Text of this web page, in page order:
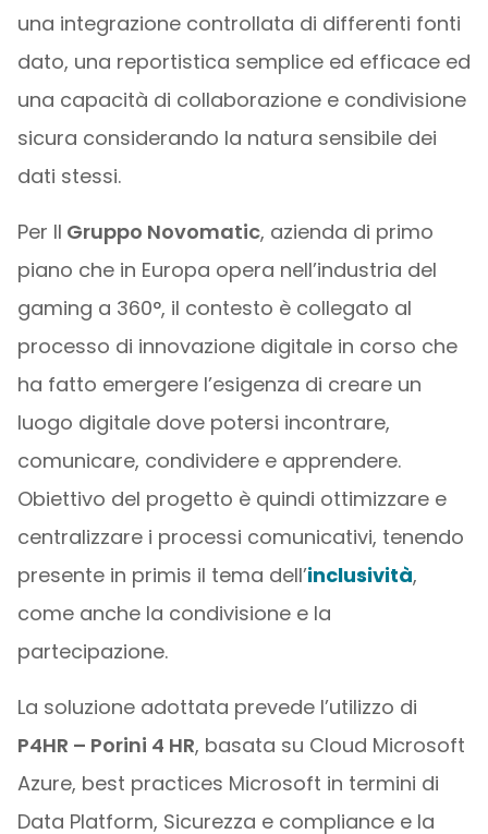
una integrazione controllata di differenti fonti
dato, una reportistica semplice ed efficace ed
una capacità di collaborazione e condivisione
sicura considerando la natura sensibile dei
dati stessi.
Per Il Gruppo Novomatic, azienda di primo
piano che in Europa opera nell’industria del
gaming a 360°, il contesto è collegato al
processo di innovazione digitale in corso che
ha fatto emergere l’esigenza di creare un
luogo digitale dove potersi incontrare,
comunicare, condividere e apprendere.
Obiettivo del progetto è quindi ottimizzare e
centralizzare i processi comunicativi, tenendo
presente in primis il tema dell’inclusività,
come anche la condivisione e la
partecipazione.
La soluzione adottata prevede l’utilizzo di
P4HR – Porini 4 HR, basata su Cloud Microsoft
Azure, best practices Microsoft in termini di
Data Platform, Sicurezza e compliance e la